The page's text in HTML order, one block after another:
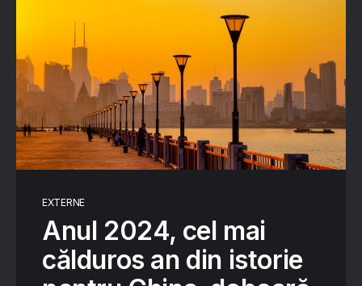
EXTERNE
Anul 2024, cel mai
călduros an din istorie